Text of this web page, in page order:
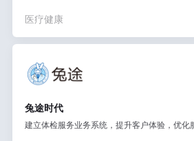
医疗健康
兔途时代
建立体检服务业务系统，提升客户体验，优化